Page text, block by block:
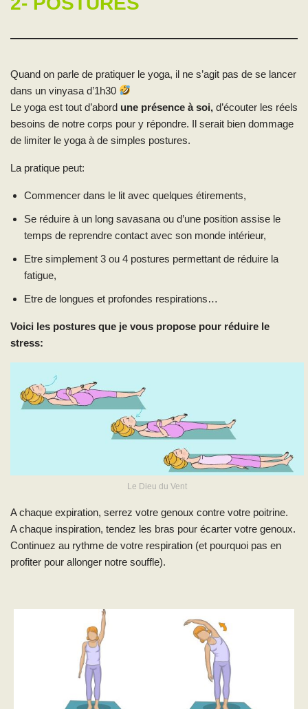
Quand on parle de pratiquer le yoga, il ne s’agit pas de se lancer
dans un vinyasa d’1h30
Le yoga est tout d’abord une présence à soi, d’écouter les réels
besoins de notre corps pour y répondre. Il serait bien dommage
de limiter le yoga à de simples postures.
La pratique peut:
Commencer dans le lit avec quelques étirements,
Se réduire à un long savasana ou d’une position assise le
temps de reprendre contact avec son monde intérieur,
Etre simplement 3 ou 4 postures permettant de réduire la
fatigue,
Etre de longues et profondes respirations…
Voici les postures que je vous propose pour réduire le
stress:
Le Dieu du Vent
A chaque expiration, serrez votre genoux contre votre poitrine.
A chaque inspiration, tendez les bras pour écarter votre genoux.
Continuez au rythme de votre respiration (et pourquoi pas en
profiter pour allonger notre souffle).